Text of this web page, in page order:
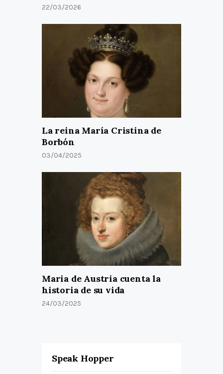
22/03/2026
La reina María Cristina de
Borbón
03/04/2025
Maria de Austria cuenta la
historia de su vida
24/03/2025
Speak Hopper